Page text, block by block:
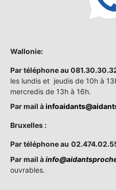
Wallonie:
Par téléphone au
les lundis et jeudis de 10h à
mercredis de 13h à 16h.
Par mail à
Bruxelles :
Par téléphone au
Par mail à
ouvrables.